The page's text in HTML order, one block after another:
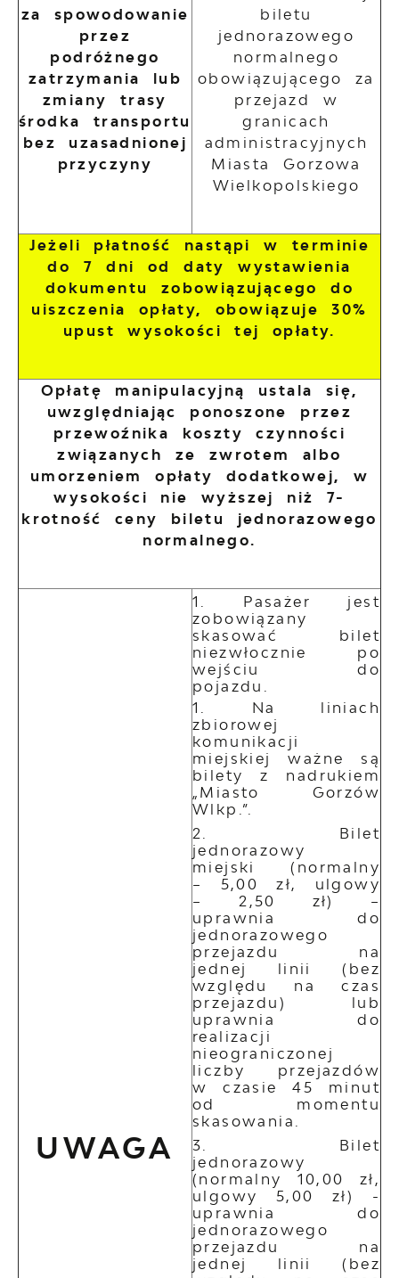
za spowodowanie
przez
podróżnego
zatrzymania lub
zmiany trasy
środka transportu
bez uzasadnionej
przyczyny
biletu
jednorazowego
normalnego
obowiązującego za
przejazd w
granicach
administracyjnych
Miasta Gorzowa
Wielkopolskiego
Jeżeli płatność nastąpi w terminie
do 7 dni od daty wystawienia
dokumentu zobowiązującego do
uiszczenia opłaty, obowiązuje 30%
upust wysokości tej opłaty.
Opłatę manipulacyjną ustala się,
uwzględniając ponoszone przez
przewoźnika koszty czynności
związanych ze zwrotem albo
umorzeniem opłaty dodatkowej, w
wysokości nie wyższej niż 7-
krotność ceny biletu jednorazowego
normalnego.
UWAGA
Pasażer jest
zobowiązany
skasować bilet
niezwłocznie po
wejściu do
pojazdu.
Na liniach
zbiorowej
komunikacji
miejskiej ważne są
bilety z nadrukiem
„Miasto Gorzów
Wlkp.”.
Bilet
jednorazowy
miejski (normalny
– 5,00 zł, ulgowy
– 2,50 zł) –
uprawnia do
jednorazowego
przejazdu na
jednej linii (bez
względu na czas
przejazdu) lub
uprawnia do
realizacji
nieograniczonej
liczby przejazdów
w czasie 45 minut
od momentu
skasowania.
Bilet
jednorazowy
(normalny 10,00 zł,
ulgowy 5,00 zł) -
uprawnia do
jednorazowego
przejazdu na
jednej linii (bez